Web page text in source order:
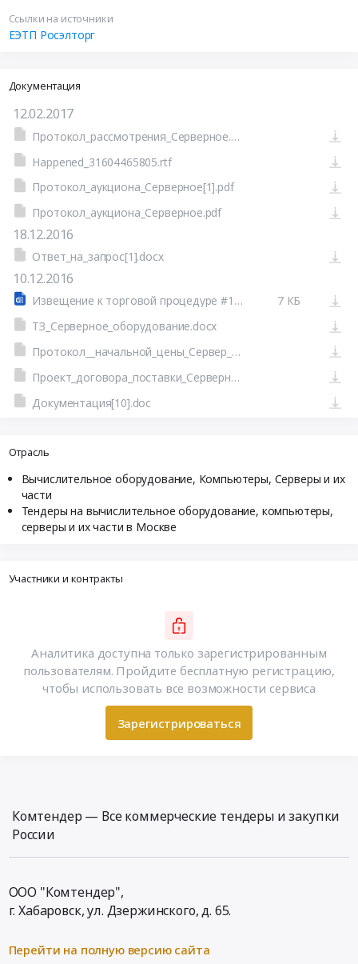
Ссылки на источники
ЕЭТП Росэлторг
Документация
12.02.2017
Протокол_рассмотрения_Серверное.pdf
Happened_31604465805.rtf
Протокол_аукциона_Серверное[1].pdf
Протокол_аукциона_Серверное.pdf
18.12.2016
Ответ_на_запрос[1].docx
10.12.2016
Извещение к торговой процедуре #16470014
7 КБ
ТЗ_Серверное_оборудование.docx
Протокол__начальной_цены_Сервер_оборуд.docx
Проект_договора_поставки_Серверного_оборуд.doc
Документация[10].doc
Отрасль
Вычислительное оборудование, Компьютеры, Серверы и их
части
Тендеры на вычислительное оборудование, компьютеры,
серверы и их части в Москве
Участники и контракты
Аналитика доступна только зарегистрированным
пользователям. Пройдите бесплатную регистрацию,
чтобы использовать все возможности сервиса
Зарегистрироваться
Комтендер — Все коммерческие тендеры и закупки
России
ООО "Комтендер",
г. Хабаровск,ул. Дзержинского, д. 65.
Перейти на полную версию сайта